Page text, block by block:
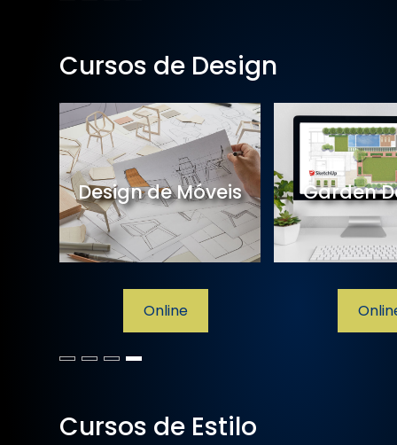
Cursos de Design
Design de Móveis
Online
Garden
Cursos de Estilo